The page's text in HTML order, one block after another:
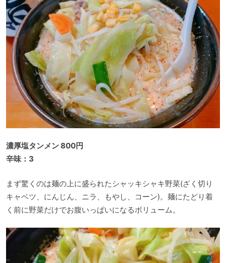
濃厚塩タンメン 800円
辛味：3
まず驚くのは麺の上に盛られたシャッキシャキ野菜(ざく切り
キャベツ、にんじん、ニラ、もやし、コーン)。麺にたどり着
く前に野菜だけでお腹いっぱいになるボリューム。